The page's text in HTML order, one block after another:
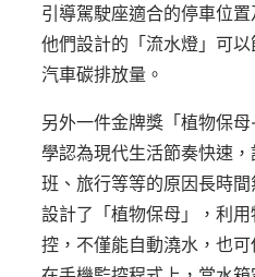
引導駕駛座適合的停車位
他們設計的「流水燈」可
汽車碳排放量。
另外一件金牌獎「植物保
學認為現代生活節奏快速
班、旅行等等的原因長時
設計了「植物保母」，利
控，不僅能自動澆水，也